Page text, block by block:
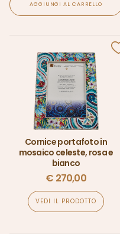
AGGIUNGI AL CARRELLO
Cornice portafoto in
mosaico celeste, rosa e
bianco
€ 270,00
VEDI IL PRODOTTO